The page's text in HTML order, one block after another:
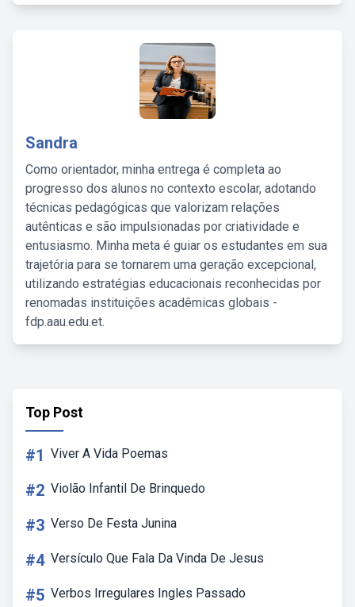
Sandra
Como orientador, minha entrega é completa ao
progresso dos alunos no contexto escolar, adotando
técnicas pedagógicas que valorizam relações
autênticas e são impulsionadas por criatividade e
entusiasmo. Minha meta é guiar os estudantes em sua
trajetória para se tornarem uma geração excepcional,
utilizando estratégias educacionais reconhecidas por
renomadas instituições acadêmicas globais -
fdp.aau.edu.et.
Top Post
#1 Viver A Vida Poemas
#2 Violão Infantil De Brinquedo
#3 Verso De Festa Junina
#4 Versículo Que Fala Da Vinda De Jesus
#5 Verbos Irregulares Ingles Passado